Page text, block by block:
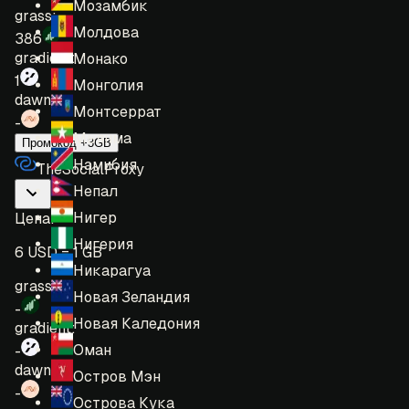
Мозамбик
Молдова
Монако
Монголия
Монтсеррат
Мьянма
Намибия
Непал
Нигер
Нигерия
Никарагуа
Новая Зеландия
Новая Каледония
Оман
Остров Мэн
Острова Кука
grass:
386
gradient:
1
dawn:
-
Промокод +3GB
TheSocialProxy
Цена:
6 USD = 1 GB
grass:
-
gradient:
-
dawn:
-